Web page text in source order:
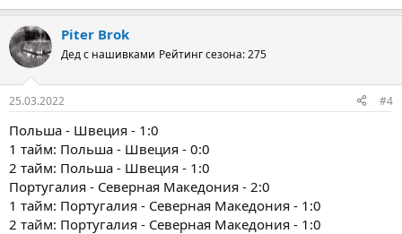
Piter Brok
Дед с нашивками Рейтинг сезона: 275
25.03.2022 #4
Польша - Швеция - 1:0
1 тайм: Польша - Швеция - 0:0
2 тайм: Польша - Швеция - 1:0
Португалия - Северная Македония - 2:0
1 тайм: Португалия - Северная Македония - 1:0
2 тайм: Португалия - Северная Македония - 1:0